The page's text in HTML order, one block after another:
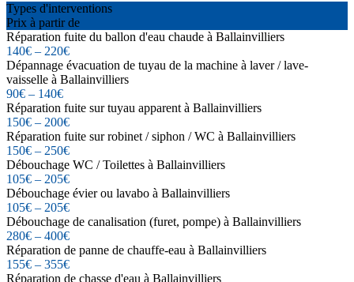
Types d'interventions
Prix à partir de
Réparation fuite du ballon d'eau chaude à Ballainvilliers
140€ – 220€
Dépannage évacuation de tuyau de la machine à laver / lave-
vaisselle à Ballainvilliers
90€ – 140€
Réparation fuite sur tuyau apparent à Ballainvilliers
150€ – 200€
Réparation fuite sur robinet / siphon / WC à Ballainvilliers
150€ – 250€
Débouchage WC / Toilettes à Ballainvilliers
105€ – 205€
Débouchage évier ou lavabo à Ballainvilliers
105€ – 205€
Débouchage de canalisation (furet, pompe) à Ballainvilliers
280€ – 400€
Réparation de panne de chauffe-eau à Ballainvilliers
155€ – 355€
Réparation de chasse d'eau à Ballainvilliers